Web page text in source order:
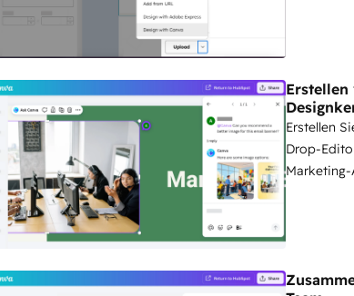
Erstellen
Drop-
Marketing-